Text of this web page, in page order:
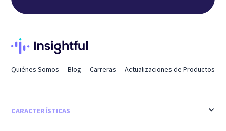
Quiénes Somos Blog Carreras Actualizaciones de Productos
CARACTERÍSTICAS